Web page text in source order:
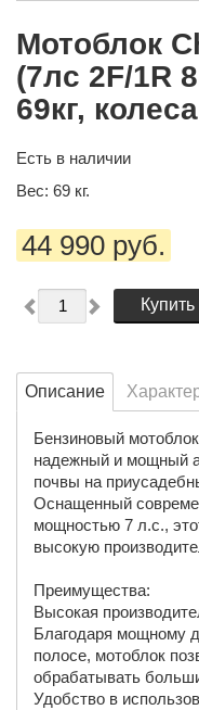
Мотоблок
(7лс 2F/1R
69кг,
Есть в наличии
Вес: 69 кг.
44 990 руб.
Купить
Описание
Бензиновый
надежный и мощный
почвы на
Оснащенный
мощностью 7 л.с.,
высокую
Преимущества:
Высокая
Благодаря мощному
полосе, мотоблок
обрабатывать
Удобство в